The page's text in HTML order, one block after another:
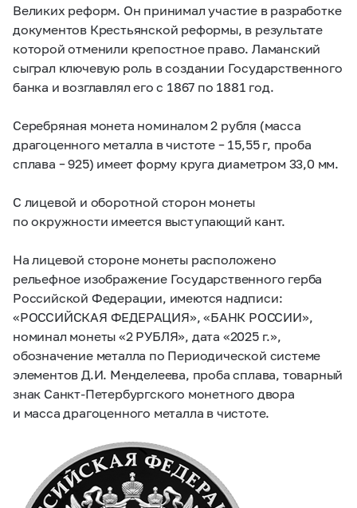
Великих реформ. Он принимал участие в разработке
документов Крестьянской реформы, в результате
которой отменили крепостное право. Ламанский
сыграл ключевую роль в создании Государственного
банка и возглавлял его с 1867 по 1881 год.
Серебряная монета номиналом 2 рубля (масса
драгоценного металла в чистоте – 15,55 г, проба
сплава – 925) имеет форму круга диаметром 33,0 мм.
С лицевой и оборотной сторон монеты
по окружности имеется выступающий кант.
На лицевой стороне монеты расположено
рельефное изображение Государственного герба
Российской Федерации, имеются надписи:
«РОССИЙСКАЯ ФЕДЕРАЦИЯ», «БАНК РОССИИ»,
номинал монеты «2 РУБЛЯ», дата «2025 г.»,
обозначение металла по Периодической системе
элементов Д.И. Менделеева, проба сплава, товарный
знак Санкт-Петербургского монетного двора
и масса драгоценного металла в чистоте.